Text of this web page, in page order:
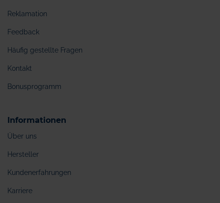
Reklamation
Feedback
Häufig gestellte Fragen
Kontakt
Bonusprogramm
Informationen
Über uns
Hersteller
Kundenerfahrungen
Karriere